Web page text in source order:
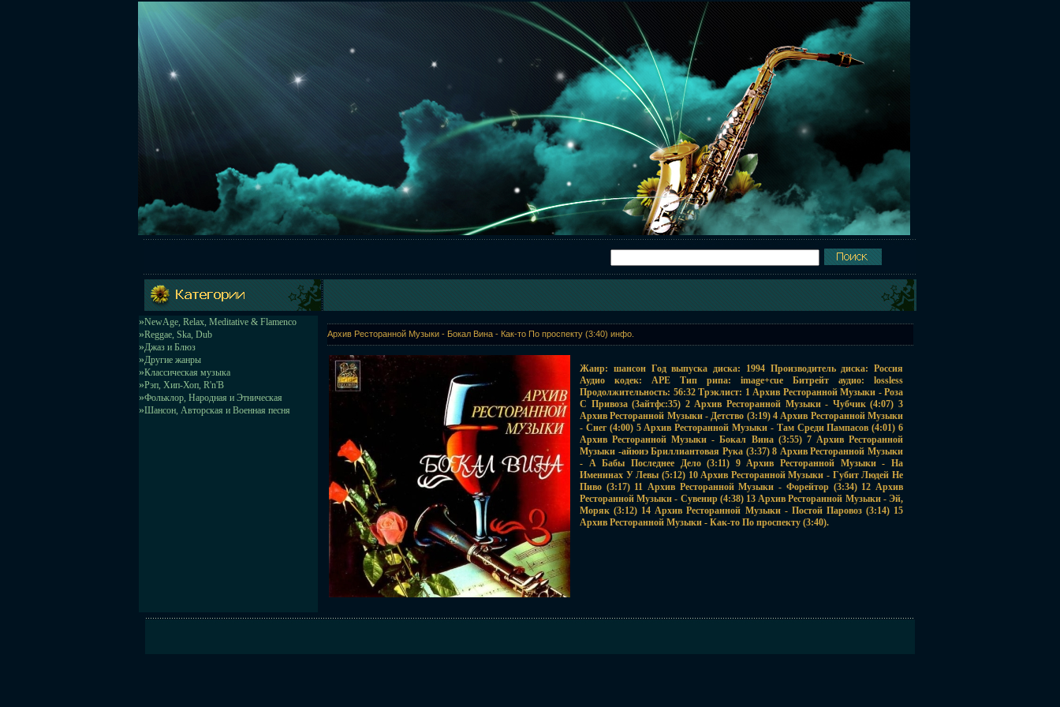
»NewAge, Relax, Meditative & Flamenco
»Reggae, Ska, Dub
»Джаз и Блюз
»Другие жанры
»Классическая музыка
»Рэп, Хип-Хоп, R'n'B
»Фольклор, Народная и Этническая
»Шансон, Авторская и Военная песня
Архив Ресторанной Музыки - Бокал Вина - Как-то По проспекту (3:40) инфо.
Жанр: шансон Год выпуска диска: 1994 Производитель диска: Россия
Аудио кодек: APE Тип рипа: image+cue Битрейт аудио: lossless
Продолжительность: 56:32 Трэклист: 1 Архив Ресторанной Музыки - Роза
С Привоза (3айтфс:35) 2 Архив Ресторанной Музыки - Чубчик (4:07) 3
Архив Ресторанной Музыки - Детство (3:19) 4 Архив Ресторанной Музыки
- Снег (4:00) 5 Архив Ресторанной Музыки - Там Среди Пампасов (4:01) 6
Архив Ресторанной Музыки - Бокал Вина (3:55) 7 Архив Ресторанной
Музыки -айюиэ Бриллиантовая Рука (3:37) 8 Архив Ресторанной Музыки
- А Бабы Последнее Дело (3:11) 9 Архив Ресторанной Музыки - На
Именинах У Левы (5:12) 10 Архив Ресторанной Музыки - Губит Людей Не
Пиво (3:17) 11 Архив Ресторанной Музыки - Форейтор (3:34) 12 Архив
Ресторанной Музыки - Сувенир (4:38) 13 Архив Ресторанной Музыки - Эй,
Моряк (3:12) 14 Архив Ресторанной Музыки - Постой Паровоз (3:14) 15
Архив Ресторанной Музыки - Как-то По проспекту (3:40).